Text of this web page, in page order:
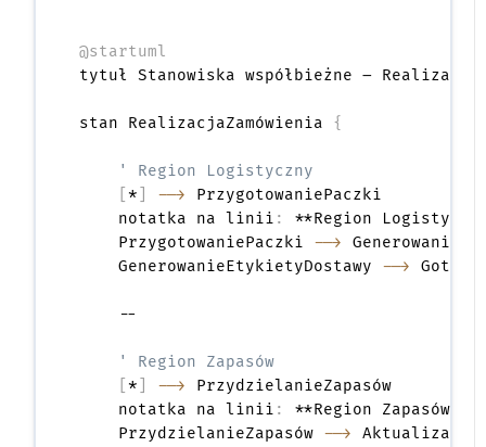
@startuml
tytuł Stanowiska współbieżne – Realizacja
stan RealizacjaZamówienia {
' Region Logistyczny
* -->
PrzygotowaniePaczki
    notatka na linii
:
**Region
    PrzygotowaniePaczki
-->
    GenerowanieEtykietyDostawy
-->
    --
' Region Zapasów
* -->
PrzydzielanieZapasów
    notatka na linii
:
**Region Zapasów**
    PrzydzielanieZapasów
-->